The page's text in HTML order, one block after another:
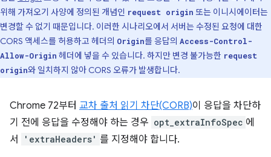
위해 가져오기 사양에 정의된 개념인 request origin 또는 이니시에이터는
변경할 수 없기 때문입니다. 이러한 시나리오에서 서버는 수정된 요청에 대한
CORS 액세스를 허용하고 헤더의 Origin를 응답의 Access-Control-
Allow-Origin 헤더에 넣을 수 있습니다. 하지만 변경 불가능한 request
origin와 일치하지 않아 CORS 오류가 발생합니다.
Chrome 72부터 교차 출처 읽기 차단(CORB)이 응답을 차단하
기 전에 응답을 수정해야 하는 경우 opt_extraInfoSpec 에
서
'extraHeaders' 를 지정해야 합니다.